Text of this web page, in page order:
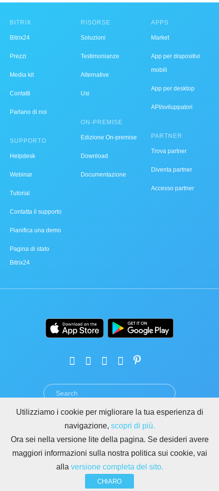
BITRIX
Bitrix24
Prezzi
Media kit
Contatti
Parlano di noi
SUPPORTO
Helpdesk
Webinar
Tutorial
Contatta il supporto
Pianifica una demo
Pagina di stato
Bitrix24
RISORSE
Soluzioni
Testimonianze
Alternative
Usi
ON-PREMISE
Edizione On-premise
Download
Documentazione
APPS
Market
App per dispositivi
mobili
App per desktop
API/sviluppatori
PARTNER
Trova partner
Diventa partner
Accesso partner
PRIVACY GDPR
ABUSO
REGOLE PER I SITI DI BITRIX24
Copyright © 2026 Bitrix24
Utilizziamo i cookie per migliorare la tua esperienza di
navigazione, scopri di più.
Ora sei nella versione lite della pagina. Se desideri avere
maggiori informazioni sulla nostra politica sui cookie, vai
alla versione completa del sito.
CHIARO